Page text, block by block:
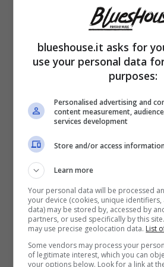
brano è stato mai oscurato
successivi. Inoltre, in
e musica “one shot“, i
Stones continuano ad
proprio a dimostrazione di
che reclama qualità anche
Celebre è il trittico di brani
successo: “The Last Time
Satisfaction” e “Get Off Of
a poca distanza l’uno
blues contagioso a cui pochi
resistere. In questi brani
blueshouse.it asks for
use your personal data
purposes:
Personalised advertising and
content measurement,
services development
Store and/or access
Learn more
Your personal data will be processed
your device (cookies, unique
data) may be stored by, accessed by
partners, or used specifically by this
may use precise geolocation data. List
Some vendors may process your
of legitimate interest, which you can
your options below. Look for a link at